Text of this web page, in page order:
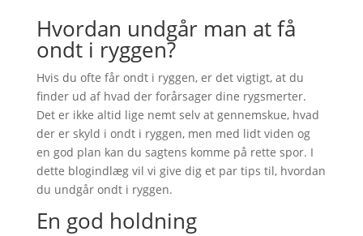
Hvordan undgår man at få
ondt i ryggen?
Hvis du ofte får ondt i ryggen, er det vigtigt, at du
finder ud af hvad der forårsager dine rygsmerter.
Det er ikke altid lige nemt selv at gennemskue, hvad
der er skyld i ondt i ryggen, men med lidt viden og
en god plan kan du sagtens komme på rette spor. I
dette blogindlæg vil vi give dig et par tips til, hvordan
du undgår ondt i ryggen.
En god holdning